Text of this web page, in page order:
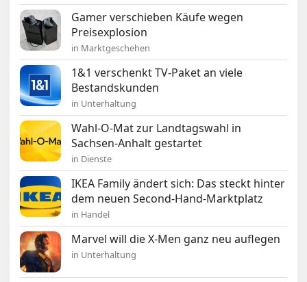
Gamer verschieben Käufe wegen
Preisexplosion
in Marktgeschehen
1&1 verschenkt TV-Paket an viele
Bestandskunden
in Unterhaltung
Wahl-O-Mat zur Landtagswahl in
Sachsen-Anhalt gestartet
in Dienste
IKEA Family ändert sich: Das steckt hinter
dem neuen Second-Hand-Marktplatz
in Handel
Marvel will die X-Men ganz neu auflegen
in Unterhaltung